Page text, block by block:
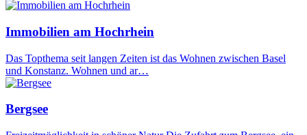
Immobilien am Hochrhein
Das Topthema seit langen Zeiten ist das Wohnen zwischen Basel
und Konstanz. Wohnen und ar…
Bergsee